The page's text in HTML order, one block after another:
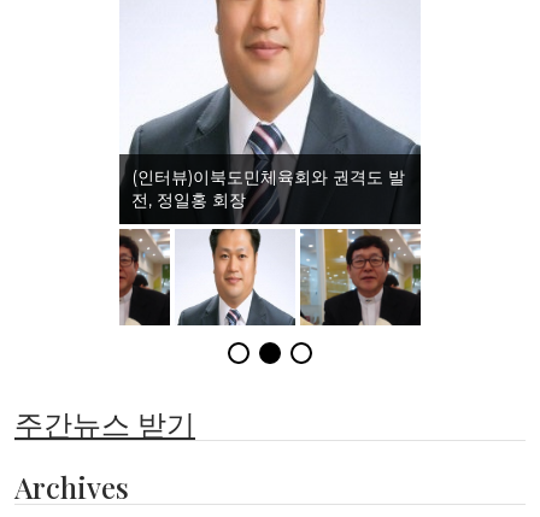
(인터뷰)이북도민체육회와 권격도 발
전, 정일홍 회장
주간뉴스 받기
Archives